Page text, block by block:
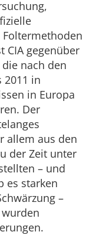
Foltermethoden
CIA gegenüber
nach den
2011 in
in Europa
Der
allem aus den
der Zeit unter
– und
es starken
–